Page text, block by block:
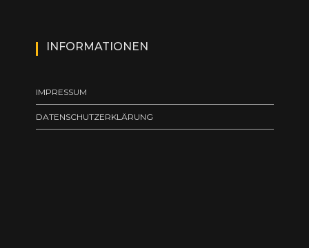
INFORMATIONEN
IMPRESSUM
DATENSCHUTZERKLÄRUNG